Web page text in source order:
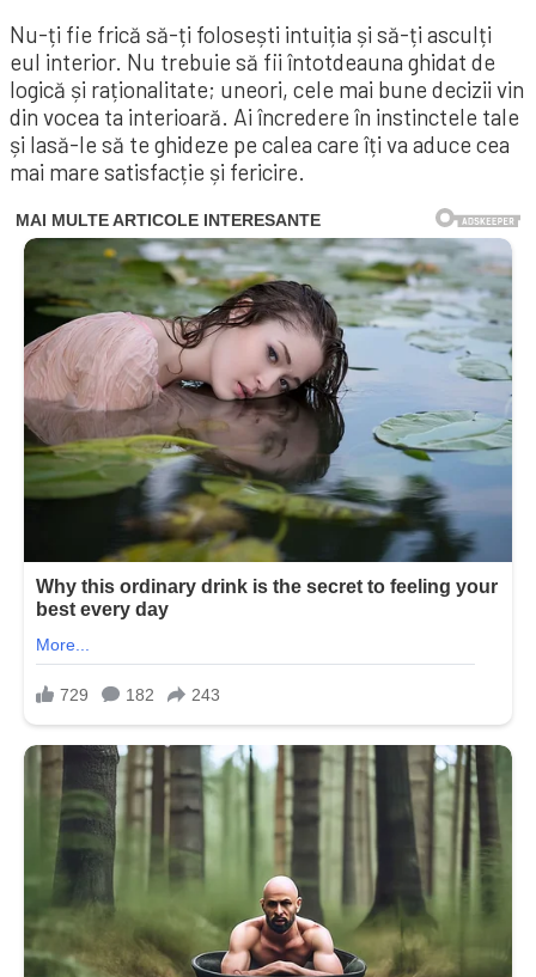
Nu-ți fie frică să-ți folosești intuiția și să-ți asculți
eul interior. Nu trebuie să fii întotdeauna ghidat de
logică și raționalitate; uneori, cele mai bune decizii vin
din vocea ta interioară. Ai încredere în instinctele tale
și lasă-le să te ghideze pe calea care îți va aduce cea
mai mare satisfacție și fericire.